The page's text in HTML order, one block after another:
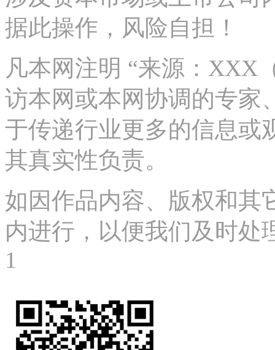
据此操作，风险自担！
凡本网注明 “来源：XXX
访本网或本网协调的专家
于传递行业更多的信息或
其真实性负责。
如因作品内容、版权和其
内进行，以便我们及时处
1